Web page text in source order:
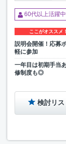
60代以上活躍中
ここがオススメ！
説明会開催！応募
軽に参加
一年目は初期手当
修制度も◎
検討リ